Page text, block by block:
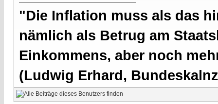
"Die Inflation muss als das
nämlich als Betrug am
Einkommens, aber noch
(Ludwig Erhard,